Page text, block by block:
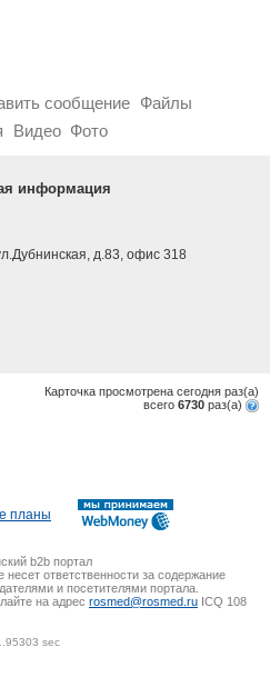
сообщение Файлы
Видео Фото
информация
д.83, офис 318
Карточка просмотрена сегодня раз(a)
всего 6730 раз(a)
планы
b2b портал
ответственности за содержание
и посетителями портала.
на адрес rosmed@rosmed.ru ICQ 108
sec